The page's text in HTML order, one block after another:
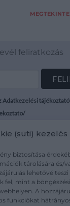
(süti) kezelés
biztosítása
tárolására és/
lehetővé
fel, mint a
A
funkciókat
feliratkozás
Adatkezelési
Áraink
ÁSZF